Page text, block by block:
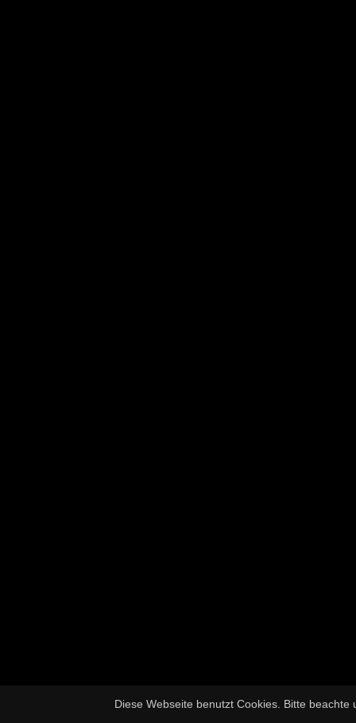
Diese Webseite benutzt Cookies. Bitte beachte